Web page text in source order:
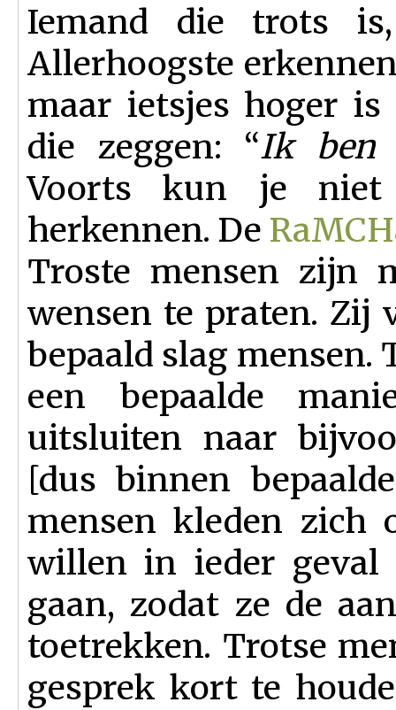
Iemand die trots
Allerhoogste
maar ietsjes hoger
die zeggen: “Ik ben
Voorts kun je
herkennen. De
Troste mensen zijn
wensen te praten. Zij
bepaald slag mensen.
een bepaalde
uitsluiten naar
[dus binnen
mensen kleden zich
willen in ieder geval
gaan, zodat ze de
toetrekken. Trotse
gesprek kort te